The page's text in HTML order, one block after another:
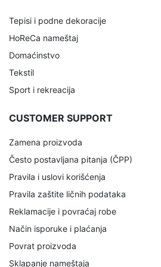
Tepisi i podne dekoracije
HoReCa nameštaj
Domaćinstvo
Tekstil
Sport i rekreacija
CUSTOMER SUPPORT
Zamena proizvoda
Često postavljana pitanja (ČPP)
Pravila i uslovi korišćenja
Pravila zaštite ličnih podataka
Reklamacije i povraćaj robe
Način isporuke i plaćanja
Povrat proizvoda
Sklapanje nameštaja